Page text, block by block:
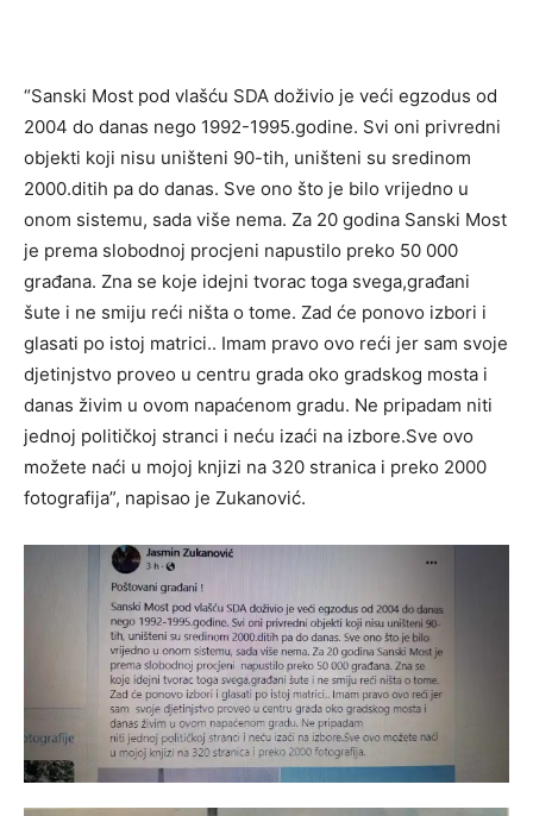
“Sanski Most pod vlašću SDA doživio je veći egzodus od
2004 do danas nego 1992-1995.godine. Svi oni privredni
objekti koji nisu uništeni 90-tih, uništeni su sredinom
2000.ditih pa do danas. Sve ono što je bilo vrijedno u
onom sistemu, sada više nema. Za 20 godina Sanski Most
je prema slobodnoj procjeni napustilo preko 50 000
građana. Zna se koje idejni tvorac toga svega,građani
šute i ne smiju reći ništa o tome. Zad će ponovo izbori i
glasati po istoj matrici.. Imam pravo ovo reći jer sam svoje
djetinjstvo proveo u centru grada oko gradskog mosta i
danas živim u ovom napaćenom gradu. Ne pripadam niti
jednoj političkoj stranci i neću izaći na izbore.Sve ovo
možete naći u mojoj knjizi na 320 stranica i preko 2000
fotografija”, napisao je Zukanović.